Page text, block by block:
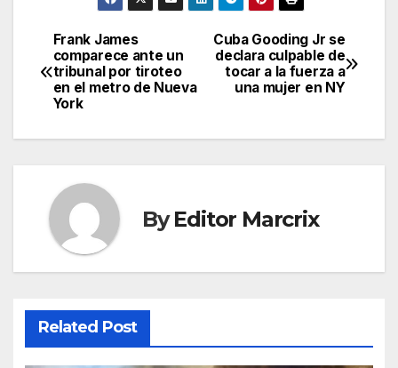
Post
navigation
Cuba Gooding Jr se
declara culpable de
tocar a la fuerza a
una mujer en NY
Frank James
comparece ante un
tribunal por tiroteo
en el metro de Nueva
York
ByEditor Marcrix
Related Post